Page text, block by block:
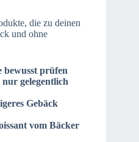
die zu deinen
und ohne
prüfen
gelegentlich
Gebäck
vom Bäcker